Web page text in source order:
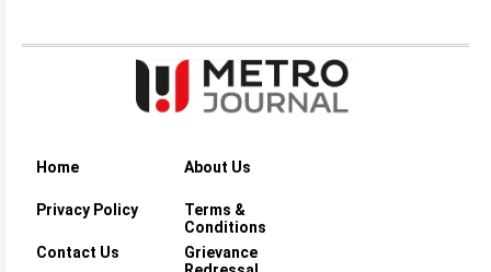
Home About Us
Privacy Policy
Terms &
Conditions
Contact Us
Grievance